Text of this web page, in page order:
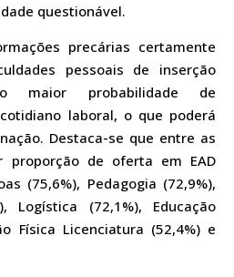
questionável.
precárias certamente
pessoais de inserção
maior probabilidade de
laboral, o que poderá
Destaca-se que entre as
proporção de oferta em EAD
(75,6%), Pedagogia (72,9%),
Logística (72,1%), Educação
Física Licenciatura (52,4%) e